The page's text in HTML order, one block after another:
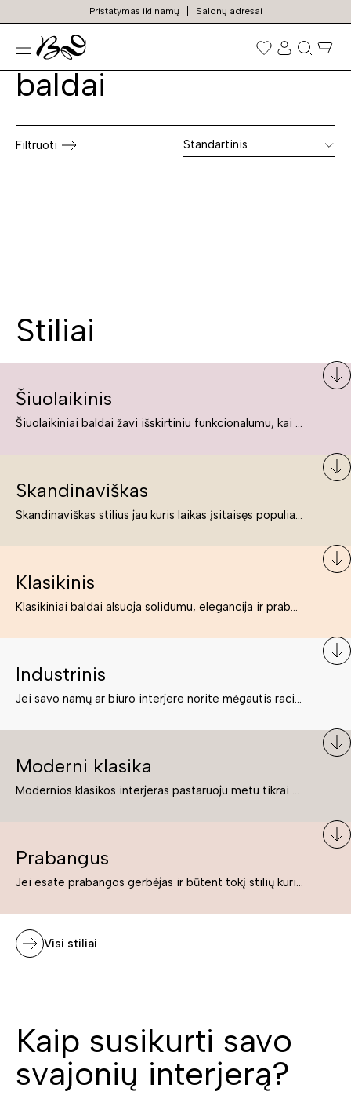
Pristatymas iki namų Salonų adresai
Prekių
paieška
Balti miegamojo
baldai
Filtruoti Standartinis
Stiliai
Šiuolaikinis
Šiuolaikiniai baldai žavi išskirtiniu funkcionalumu, kai kurie jų pelnytai net pavadinami meno kūriniais, nes jie tikrai yra išskirtiniai, originalūs ir puikiai atliepiantys į šiuolaikinių žmonių poreikius bei gyvenimo būdo ypatumus.
Skandinaviškas
Skandinaviškas stilius jau kuris laikas įsitaisęs populiariausiųjų sąraše. Namai, butai labai dažnai įrengiami remiantis būtent šio stiliaus ypatumais. Dėl švelnių spalvų, praktiškumo ir estetikos jis masina tuos, kurie neabejingi šviesiem ar neutralių spalvų koloritui, paprastumui, funkcionalumui, natūralumui ir stilingai estetikai. Platų skandinaviškų baldų spektrą rasite „Deinavos baldų“ asortimente.
Klasikinis
Klasikiniai baldai alsuoja solidumu, elegancija ir prabanga. Paprastai jie būna masyvūs, kuria didybės įspūdį. Neabejotinai jie bus geriausias pasirinkimas estetiškam ir rafinuotam klasikiniam namų interjerui. Kartais klasikiniai baldai traktuojami kaip senoviniai, bet tai ne tiesa – klasika yra stilius, neišsemiama elegancija ir rafinuotumas.
Industrinis
Jei savo namų ar biuro interjere norite mėgautis racionaliai išnaudotomis erdvėmis, funkcionalumu ir esate neabejingi tamsesniam koloritui bei praktiškiems sprendimams, tuomet industrinis stilius bus būtent tai, ko Jums reikia. O industrinio stiliaus baldus išsirinksite mūsų asortimente.
Moderni klasika
Modernios klasikos interjeras pastaruoju metu tikrai yra „ant bangos“. Tie, kurie nenori pernelyg nutolti nuo klasikos, bet drauge žavisi šiuolaikiškais sprendimais, su malonumu savo namuose kuria klasikos ir modernaus interjero tandemą – elegantišką, subtilų ir žavingą.
Prabangus
Jei esate prabangos gerbėjas ir būtent tokį stilių kuriate savo namuose ar biure, tuomet solidūs, prabangūs baldai nepriekaištingai įsilies į Jūsų kuriamą interjerą.
Visi stiliai
Kaip susikurti savo
svajonių interjerą?